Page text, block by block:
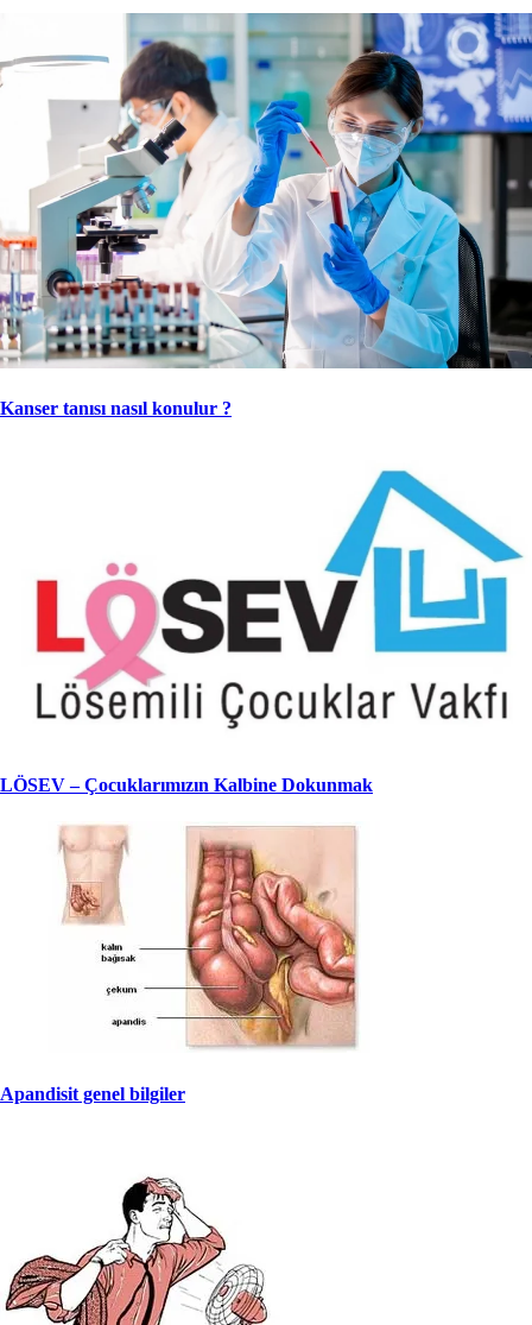
Kanser tanısı nasıl konulur ?
LÖSEV – Çocuklarımızın Kalbine Dokunmak
Apandisit genel bilgiler